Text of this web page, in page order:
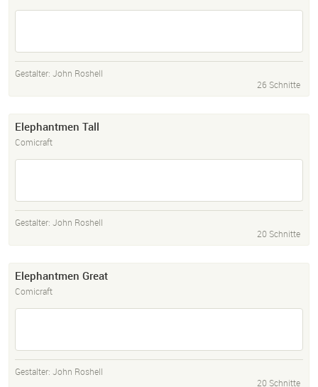
Gestalter: John Roshell
26 Schnitte
Elephantmen Tall
Comicraft
Gestalter: John Roshell
20 Schnitte
Elephantmen Great
Comicraft
Gestalter: John Roshell
20 Schnitte